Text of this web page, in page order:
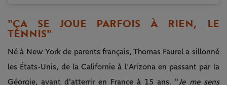
"ÇA SE JOUE PARFOIS À RIEN, LE
TENNIS"
Né à New York de parents français, Thomas Faurel a sillonné
les États-Unis, de la Californie à l’Arizona en passant par la
Géorgie, avant d'atterrir en France à 15 ans. "Je me sens